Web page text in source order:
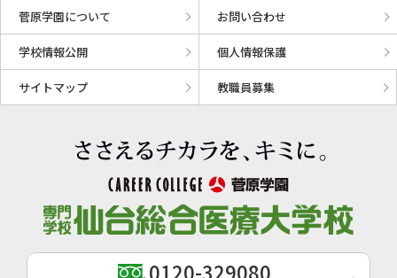
菅原学園について お問い合わせ
学校情報公開 個人情報保護
サイトマップ 教職員募集
0120-329080